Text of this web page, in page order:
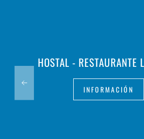
HOSTAL - RESTAURANTE
INFORMACIÓN